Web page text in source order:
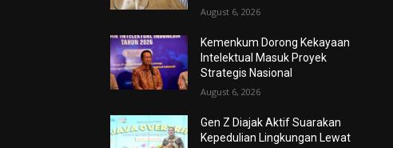
August 6, 2026
Kemenkum Dorong Kekayaan
Intelektual Masuk Proyek
Strategis Nasional
August 6, 2026
Gen Z Diajak Aktif Suarakan
Kepedulian Lingkungan Lewat